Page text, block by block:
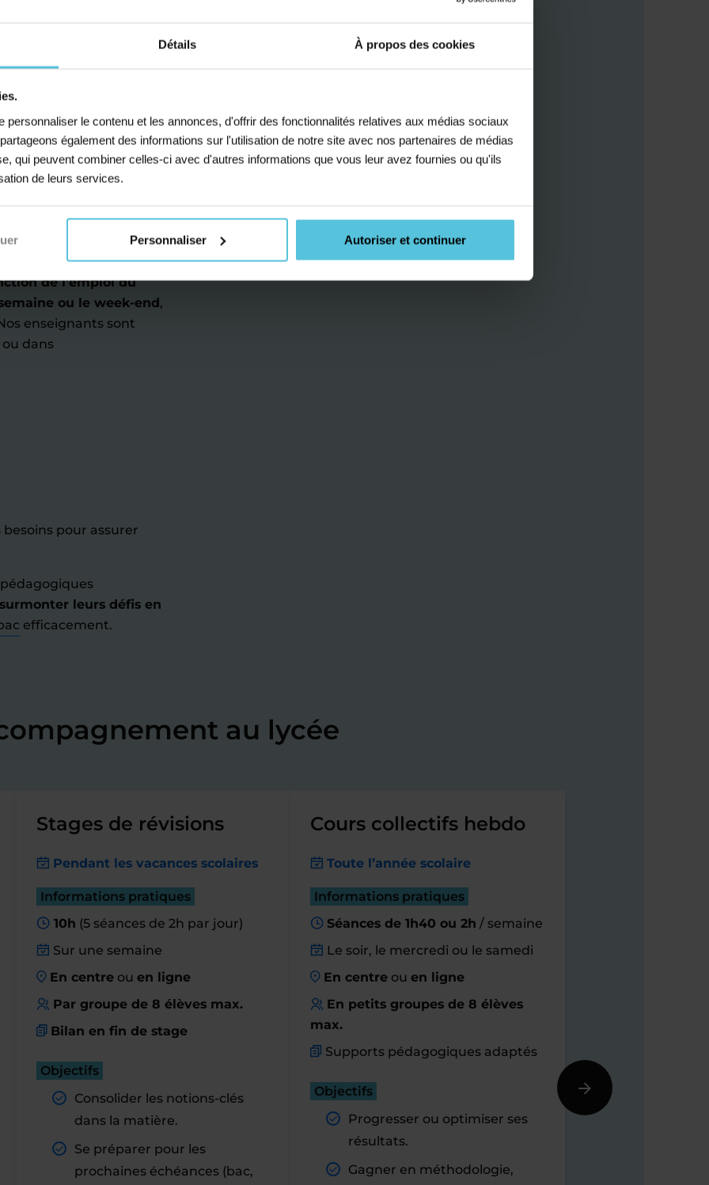
Détails À propos des cookies
personnaliser le contenu et les annonces, d'offrir des fonctionnalités relatives aux médias sociaux
également des informations sur l'utilisation de notre site avec nos partenaires de médias
qui peuvent combiner celles-ci avec d'autres informations que vous leur avez fournies ou qu'ils
de leurs services.
Personnaliser Autoriser et continuer
maths à
du
nous proposons une
. Nos leçons
(comme les
etc.).
mettons l'accent sur
des leçons.
de l'emploi du
ou le week-end,
enseignants sont
dans
pour assurer
leurs défis en
efficacement.
au lycée
Stages de révisions
Pendant les vacances scolaires
Informations pratiques
10h (5 séances de 2h par jour)
Sur une semaine
En centreou en ligne
Par groupe de 8 élèves max.
Bilan en fin de stage
Objectifs
Consolider les notions-clés
dans la matière.
Se préparer pour les
prochaines échéances (bac,
Cours collectifs hebdo
Toute l’année scolaire
Informations pratiques
Séances de 1h40 ou 2h / semaine
Le soir, le mercredi ou le samedi
En centre ouen ligne
En petits groupes de 8 élèves
max.
Supports pédagogiques adaptés
Objectifs
Progresser ou optimiser ses
résultats.
Gagner en méthodologie,